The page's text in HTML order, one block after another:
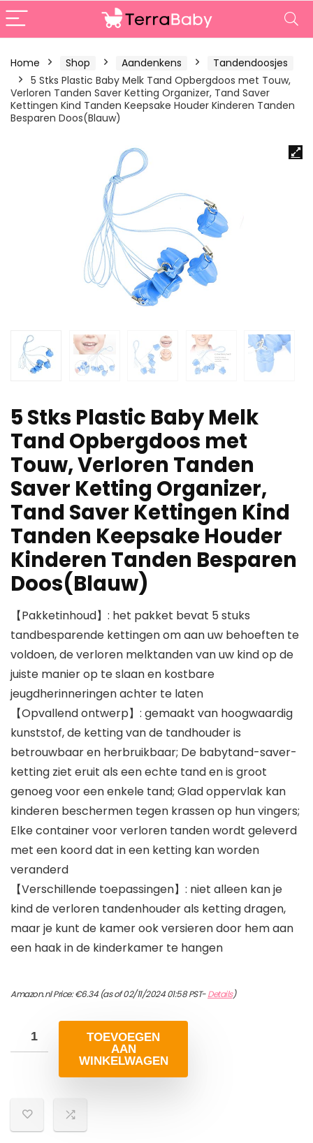
Home Shop Aandenkens
Tandendoosjes
5 Stks Plastic Baby Melk Tand Opbergdoos met Touw,
Verloren Tanden Saver Ketting Organizer, Tand Saver
Kettingen Kind Tanden Keepsake Houder Kinderen Tanden
Besparen Doos(Blauw)
5 Stks Plastic Baby Melk
Tand Opbergdoos met
Touw, Verloren Tanden
Saver Ketting Organizer,
Tand Saver Kettingen Kind
Tanden Keepsake Houder
Kinderen Tanden Besparen
Doos(Blauw)
【Pakketinhoud】: het pakket bevat 5 stuks
tandbesparende kettingen om aan uw behoeften te
voldoen, de verloren melktanden van uw kind op de
juiste manier op te slaan en kostbare
jeugdherinneringen achter te laten
【Opvallend ontwerp】: gemaakt van hoogwaardig
kunststof, de ketting van de tandhouder is
betrouwbaar en herbruikbaar; De babytand-saver-
ketting ziet eruit als een echte tand en is groot
genoeg voor een enkele tand; Glad oppervlak kan
kinderen beschermen tegen krassen op hun vingers;
Elke container voor verloren tanden wordt geleverd
met een koord dat in een ketting kan worden
veranderd
【Verschillende toepassingen】: niet alleen kan je
kind de verloren tandenhouder als ketting dragen,
maar je kunt de kamer ook versieren door hem aan
een haak in de kinderkamer te hangen
Amazon.nl Price:€6.34(as of 02/11/2024 01:58 PST-Details)
TOEVOEGEN
AAN
WINKELWAGEN